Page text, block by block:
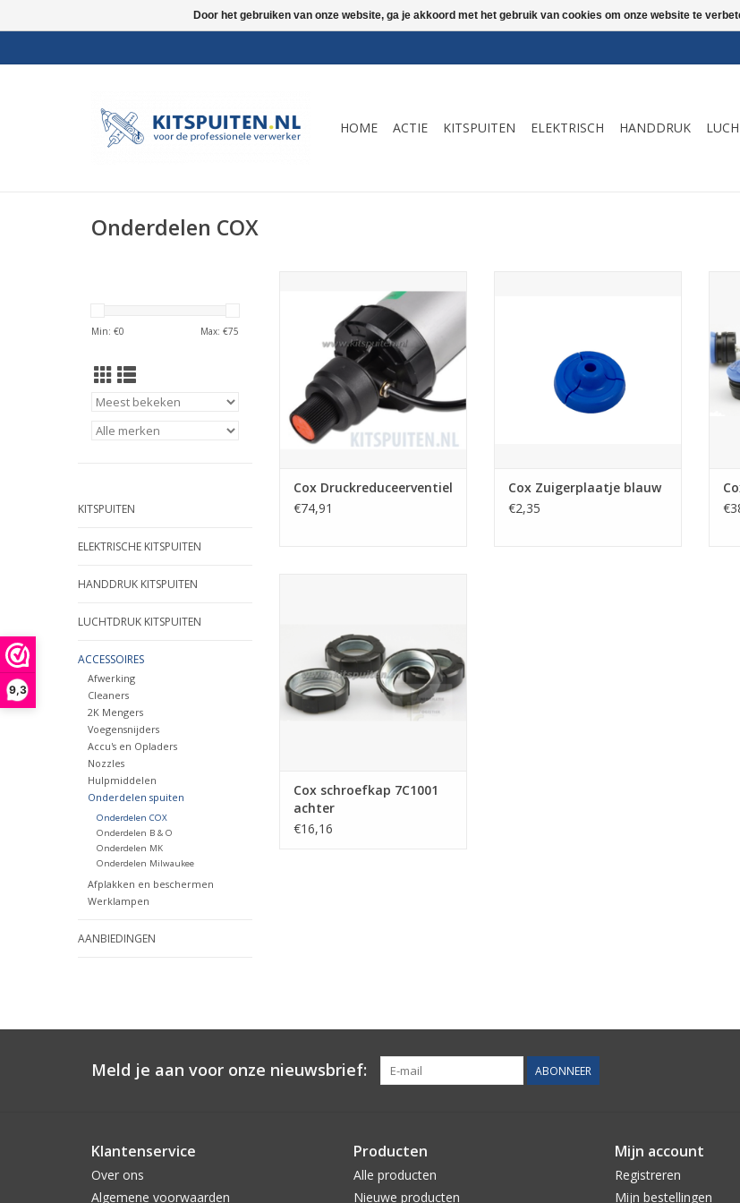
9,3
HOME ACTIE KITSPUITEN ELEKTRISCH HANDDRUK
Onderdelen COX
Min: €0 Max: €75
KITSPUITEN
ELEKTRISCHE KITSPUITEN
HANDDRUK KITSPUITEN
LUCHTDRUK KITSPUITEN
ACCESSOIRES
Afwerking
Cleaners
2K Mengers
Voegensnijders
Accu's en Opladers
Nozzles
Hulpmiddelen
Onderdelen spuiten
Onderdelen COX
Onderdelen B & O
Onderdelen MK
Onderdelen Milwaukee
Afplakken en beschermen
Werklampen
AANBIEDINGEN
type 1 6,8 bar Cox spuiten ,
7A1503
TOEVOEGEN AAN WINKELWAGEN
Cox Druckreduceerventiel
€74,91
Cox Zuigerplaatje blauw
€2,35
Cox schroefkap 7C1001
achter
€16,16
Meld je aan voor onze nieuwsbrief: ABONNEER
Klantenservice
Over ons
Algemene voorwaarden
Producten
Alle producten
Nieuwe producten
Mijn account
Registreren
Mijn bestellingen
Door het gebruiken van onze website, ga je akkoord met het gebruik van cookies om onze website te